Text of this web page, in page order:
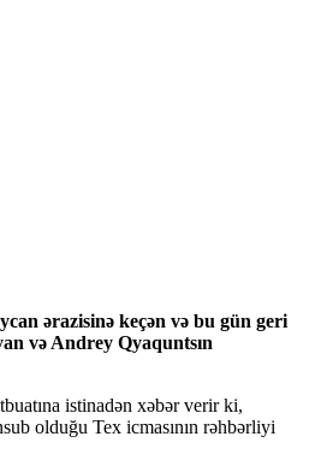
ərazisinə keçən və bu gün geri
və Andrey Qyaquntsın
istinadən xəbər verir ki,
olduğu Tex icmasının rəhbərliyi